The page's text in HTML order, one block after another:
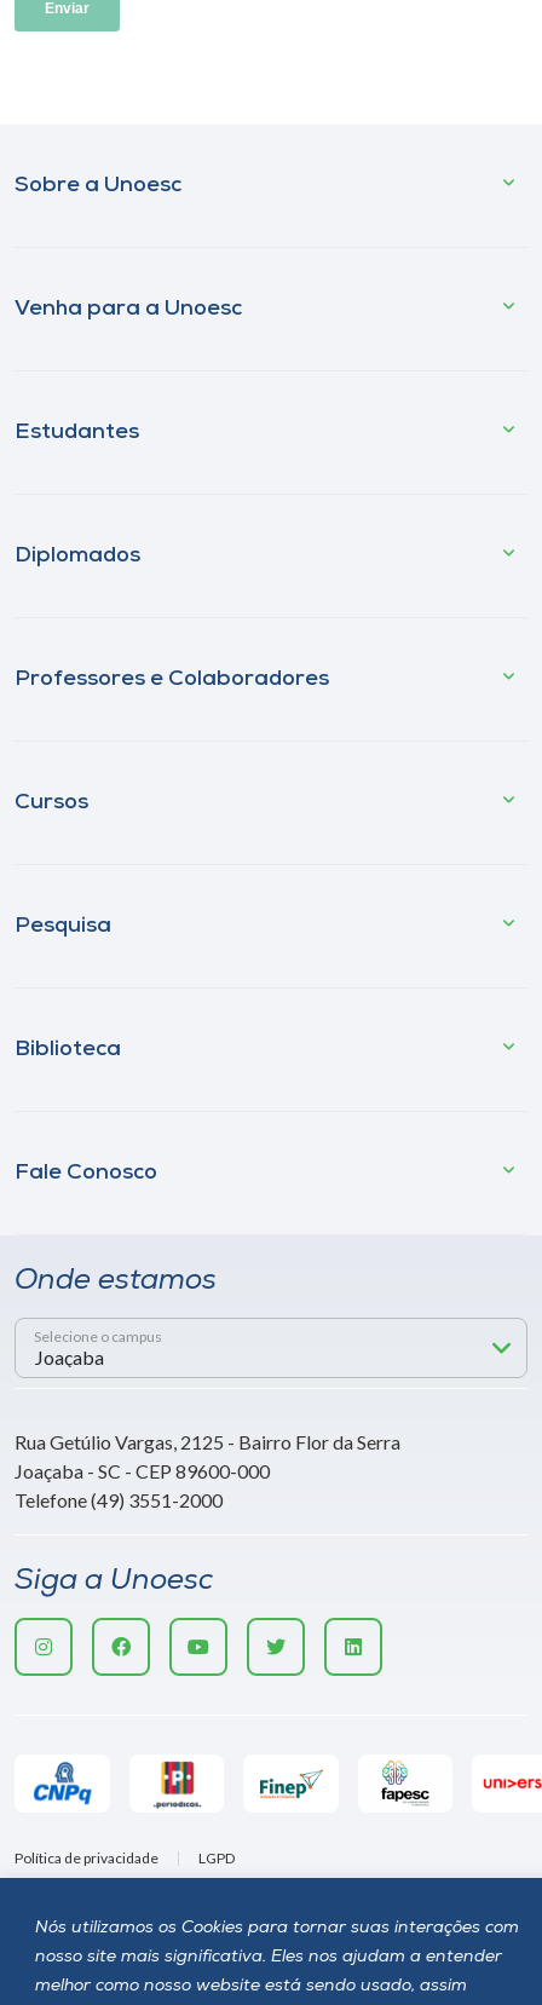
Nós utilizamos os Cookies para tornar suas interações com
nosso site mais significativa. Eles nos ajudam a entender
melhor como nosso website está sendo usado, assim
Sobre a Unoesc
Venha para a Unoesc
Estudantes
Diplomados
Professores e Colaboradores
Cursos
Pesquisa
Biblioteca
Fale Conosco
Onde estamos
Selecione o campus
Rua Getúlio Vargas, 2125 - Bairro Flor da Serra
Joaçaba - SC - CEP 89600-000
Telefone (49) 3551-2000
Siga a Unoesc
Política de privacidade LGPD